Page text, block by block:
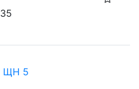
ЩН 5